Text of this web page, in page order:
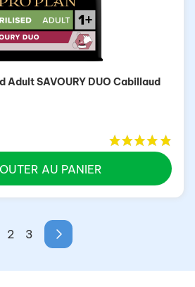
Adult SAVOURY DUO Cabillaud
AU PANIER
2 3